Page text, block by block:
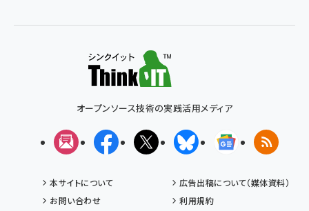
オープンソース技術の実践活用メディア
メルマガFacebookX(エックス)BlueskyGoogleニュ
RSS
本サイトについて
広告出稿について（媒体資料）
お問い合わせ
利用規約